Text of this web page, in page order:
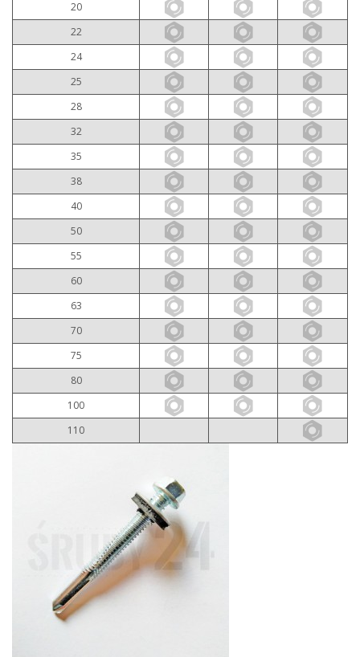
20
22
24
25
28
32
35
38
40
50
55
60
63
70
75
80
100
110